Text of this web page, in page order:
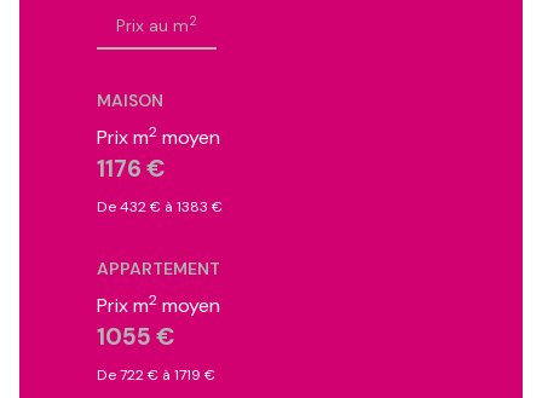
Prix au m2
MAISON
Prix m2 moyen
1176 €
De 432 € à 1383 €
APPARTEMENT
Prix m2 moyen
1055 €
De 722 € à 1719 €